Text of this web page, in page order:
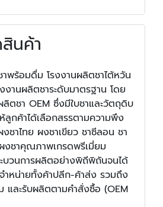
นค้า
พร้อมดื่ม โรงงานผลิตชาไต้หวัน
งานผลิตชาระดับมาตรฐาน โดย
ลิตชา OEM ซึ่งมีใบชาและวัตถุดิบ
กค้าได้เลือกสรรตามความพึง
ชาไทย ผงชาเขียว ชาซีลอน ชา
ผงชาคุณภาพเกรดพรีเมี่ยม
วนการผลิตอย่างพิถีพิถันจนได้
หน่ายทั้งค้าปลีก-ค้าส่ง รวมถึง
และรับผลิตตามคำสั่งซื้อ (OEM